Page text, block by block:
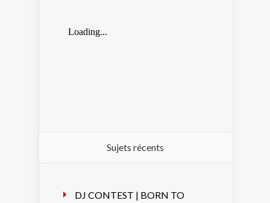
Sujets récents
DJ CONTEST | BORN TO